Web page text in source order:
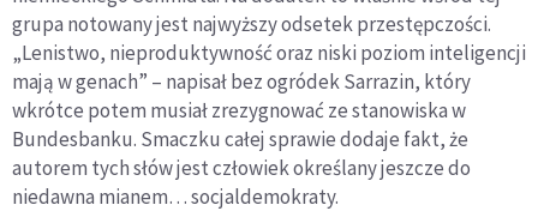
grupa notowany jest najwyższy odsetek przestępczości.
„Lenistwo, nieproduktywność oraz niski poziom inteligencji
mają w genach” – napisał bez ogródek Sarrazin, który
wkrótce potem musiał zrezygnować ze stanowiska w
Bundesbanku. Smaczku całej sprawie dodaje fakt, że
autorem tych słów jest człowiek określany jeszcze do
niedawna mianem… socjaldemokraty.